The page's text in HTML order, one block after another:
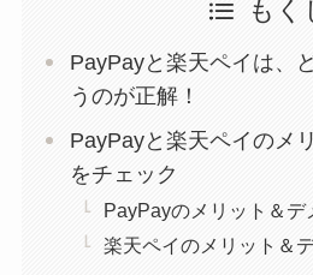
もく
PayPayと楽天ペイは、
うのが正解！
PayPayと楽天ペイのメ
をチェック
PayPayのメリット＆デ
楽天ペイのメリット＆